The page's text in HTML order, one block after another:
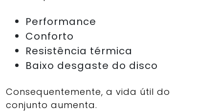
Performance
Conforto
Resistência térmica
Baixo desgaste do disco
Consequentemente, a vida útil do
conjunto aumenta.